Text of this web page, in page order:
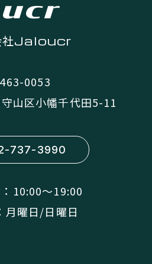
Jaloucr
0053
山区小幡千代田5-11
737-3990
10:00〜19:00
月曜日/日曜日